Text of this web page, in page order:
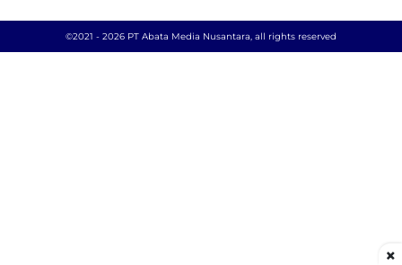
©2021 - 2026 PT Abata Media Nusantara, all rights reserved
×